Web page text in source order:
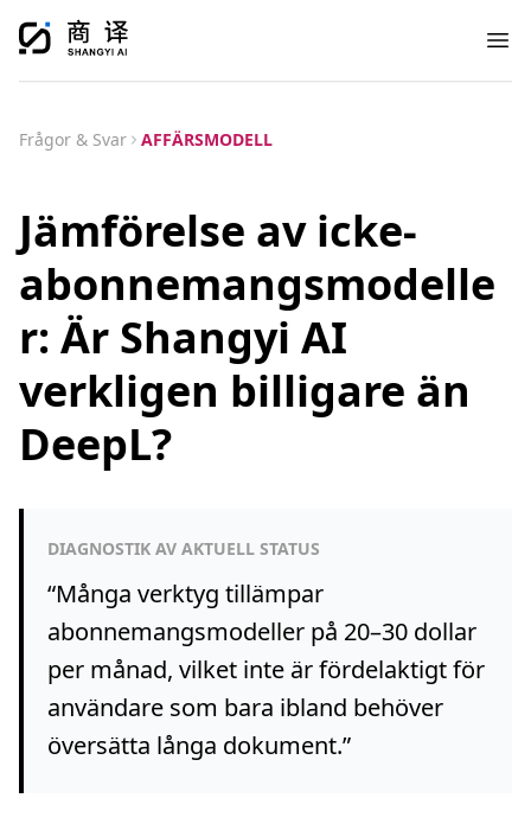
Frågor & Svar AFFÄRSMODELL
Jämförelse av icke-
abonnemangsmodelle
r: Är Shangyi AI
verkligen billigare än
DeepL?
DIAGNOSTIK AV AKTUELL STATUS
“Många verktyg tillämpar
abonnemangsmodeller på 20–30 dollar
per månad, vilket inte är fördelaktigt för
användare som bara ibland behöver
översätta långa dokument.”